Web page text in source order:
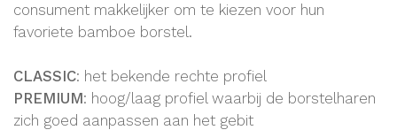
consument makkelijker om te kiezen voor hun
favoriete bamboe borstel.
CLASSIC: het bekende rechte profiel
PREMIUM: hoog/laag profiel waarbij de borstelharen
zich goed aanpassen aan het gebit